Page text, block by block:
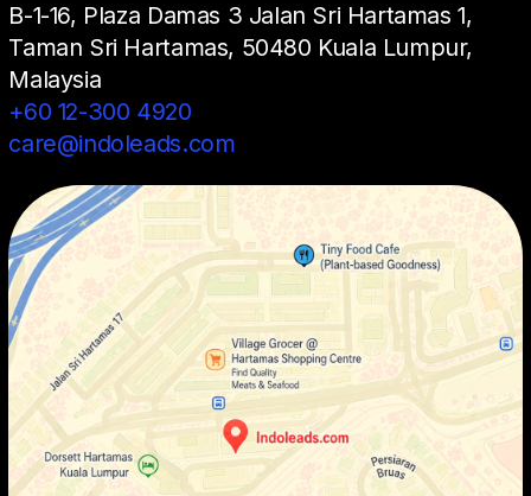
B-1-16, Plaza Damas 3 Jalan Sri Hartamas 1,
Taman Sri Hartamas, 50480 Kuala Lumpur,
Malaysia
+60 12-300 4920
care@indoleads.com